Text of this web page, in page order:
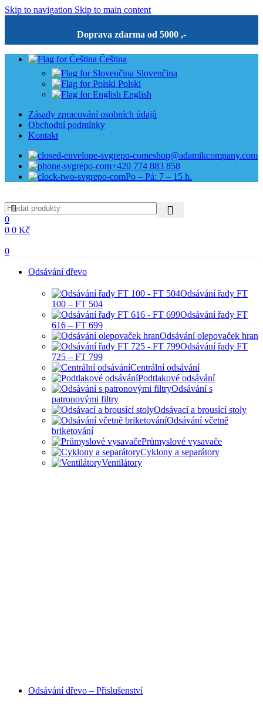
Skip to navigation Skip to main content
Doprava zdarma od 5000 ,-
Čeština
Slovenčina
Polski
English
Zásady zpracování osobních údajů
Obchodní podmínky
Kontakt
eshop@adamikcompany.com
+420 774 883 858
Po – Pá: 7 – 15 h.
0
0 0 Kč
0
Odsávání dřevo
Odsávání řady FT
100 – FT 504
Odsávání řady FT
616 – FT 699
Odsávání olepovaček hran
Odsávání řady FT
725 – FT 799
Centrální odsávání
Podtlakové odsávání
Odsávání s
patronovými filtry
Odsávací a brousící stoly
Odsávání včetně
briketování
Průmyslové vysavače
Cyklony a separátory
Ventilátory
Odsávání dřevo – Přislušenství